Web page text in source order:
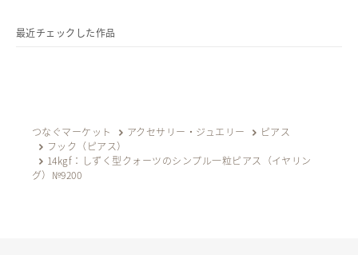
最近チェックした作品
つなぐマーケット アクセサリー・ジュエリー
ピアス
フック（ピアス）
14kgf：しずく型クォーツのシンプル一粒ピアス（イヤリン
グ）№9200